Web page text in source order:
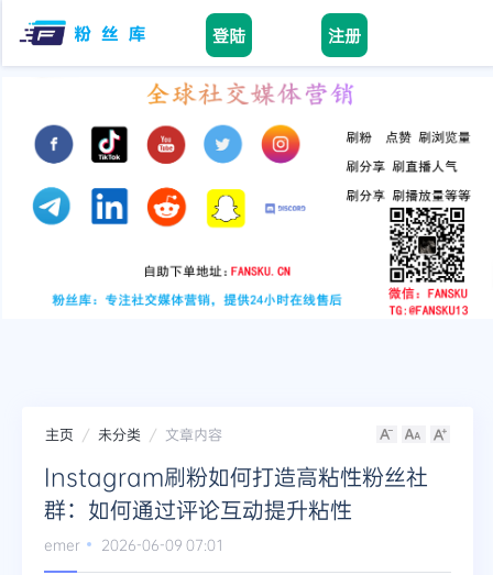
登陆 注册
Home
facebook
youtube
instagram
twitter
主页 未分类 文章内容
Instagram刷粉如何打造高粘性粉丝社
群：如何通过评论互动提升粘性
emer 2026-06-09 07:01